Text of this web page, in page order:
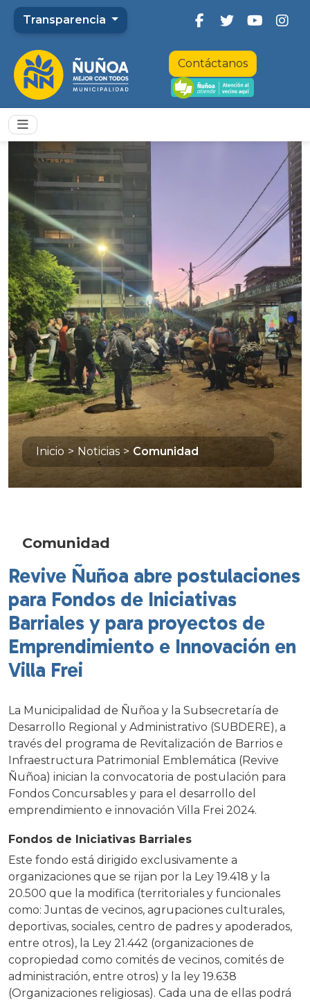
Transparencia
Contáctanos
Inicio > Noticias > Comunidad
Comunidad
Revive Ñuñoa abre postulaciones
para Fondos de Iniciativas
Barriales y para proyectos de
Emprendimiento e Innovación en
Villa Frei
La Municipalidad de Ñuñoa y la Subsecretaría de
Desarrollo Regional y Administrativo (SUBDERE), a
través del programa de Revitalización de Barrios e
Infraestructura Patrimonial Emblemática (Revive
Ñuñoa) inician la convocatoria de postulación para
Fondos Concursables y para el desarrollo del
emprendimiento e innovación Villa Frei 2024.
Fondos de Iniciativas Barriales
Este fondo está dirigido exclusivamente a
organizaciones que se rijan por la Ley 19.418 y la
20.500 que la modifica (territoriales y funcionales
como: Juntas de vecinos, agrupaciones culturales,
deportivas, sociales, centro de padres y apoderados,
entre otros), la Ley 21.442 (organizaciones de
copropiedad como comités de vecinos, comités de
administración, entre otros) y la ley 19.638
(Organizaciones religiosas). Cada una de ellas podrá